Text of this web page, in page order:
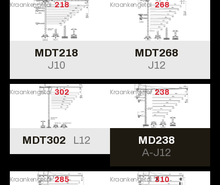
Kraankengetal 218
MDT218
J10
Kraankengetal 268
MDT268
J12
Kraankengetal 302
MDT302 L12
Kraankengetal 238
MD238
A-J12
Kraankengetal 285 Kraankengetal 310